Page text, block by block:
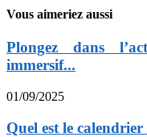
Vous aimeriez aussi
Plongez dans
immersif...
01/09/2025
Quel est le